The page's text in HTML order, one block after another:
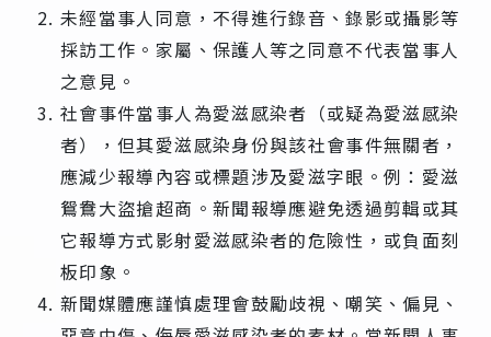
未經當事人同意，不得進行錄音、錄影或攝影等
採訪工作。家屬、保護人等之同意不代表當事人
之意見。
社會事件當事人為愛滋感染者（或疑為愛滋感染
者），但其愛滋感染身份與該社會事件無關者，
應減少報導內容或標題涉及愛滋字眼。例：愛滋
鴛鴦大盜搶超商。新聞報導應避免透過剪輯或其
它報導方式影射愛滋感染者的危險性，或負面刻
板印象。
新聞媒體應謹慎處理會鼓勵歧視、嘲笑、偏見、